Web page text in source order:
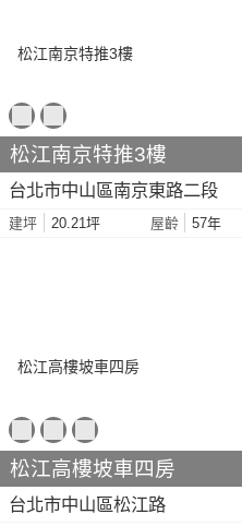
松江南京特推3樓
台北市中山區南京東路二段
建坪 20.21坪 屋齡 57年
松江高樓坡車四房
台北市中山區松江路